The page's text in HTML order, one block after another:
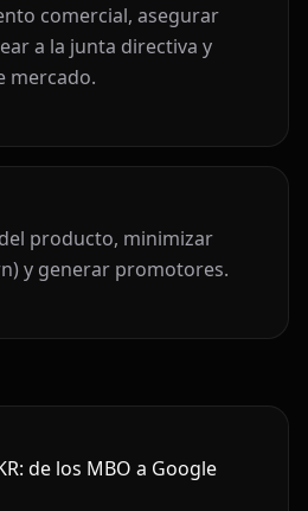
comercial, asegurar
a la junta directiva y
mercado.
producto, minimizar
y generar promotores.
de los MBO a Google